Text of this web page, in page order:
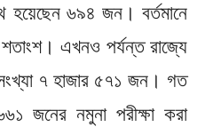
হয়েছেন ৬৯৪ জন। বর্তমানে
এখনও পর্যন্ত রাজ্যে
৭ হাজার ৫৭১ জন। গত
জনের নমুনা পরীক্ষা করা